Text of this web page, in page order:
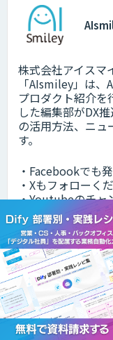
株式会社アイスマ
「AIsmiley」は
プロダクト紹介を
した編集部がDX
の活用方法、ニュ
す。
・Facebookでも
・Xもフォローく
・Youtubeのチャ
@aismiley
メルマガに登録す
DXトピッ